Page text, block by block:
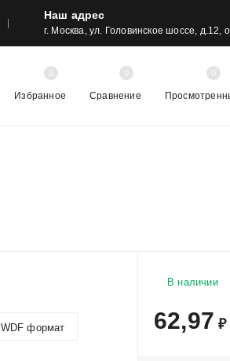
Наш адрес
г. Москва, ул. Головинское шоссе, д.12,
Избранное
0
Сравнение
0 0
WDF формат
В наличии
62,97 ₽